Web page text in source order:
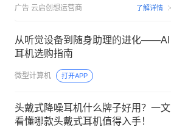
广告 云启创想运营商 了解详情
从听觉设备到随身助理的进化——AI
耳机选购指南
微型计算机 打开APP
头戴式降噪耳机什么牌子好用？一文
看懂哪款头戴式耳机值得入手！